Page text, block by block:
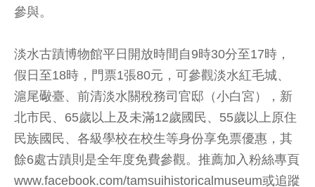
參與。
淡水古蹟博物館平日開放時間自9時30分至17時，
假日至18時，門票1張80元，可參觀淡水紅毛城、
滬尾礮臺、前清淡水關稅務司官邸（小白宮），新
北市民、65歲以上及未滿12歲國民、55歲以上原住
民族國民、各級學校在校生等身份享免票優惠，其
餘6處古蹟則是全年度免費參觀。推薦加入粉絲專頁
www.facebook.com/tamsuihistoricalmuseum或追蹤